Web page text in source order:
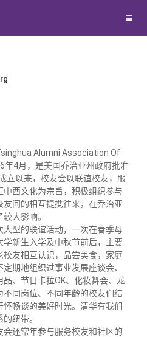
友通讯》
华》
台
务
Alumni Association Of
年4月，是美国乔治亚州政府批准
立以来，校友会以联谊校友，服
西文化为宗旨，积极组织参与
间的相互提携往来，在乔治亚
大影响。
型的联谊活动，一次在春季母
新生入学及中秋节前后，主要
友相互认识，品尝美食，家庭
期地组织过事业发展座谈会、
、节日卡拉OK、化妆舞会、龙
同岗位、不同年龄的校友们结
畅谈的美好时光。清华有我们
纽带。
会还常年参与服务校友和社区的